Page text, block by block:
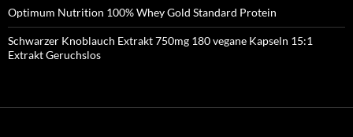
Optimum Nutrition 100% Whey Gold Standard Protein
Schwarzer Knoblauch Extrakt 750mg 180 vegane Kapseln 15:1
Extrakt Geruchslos